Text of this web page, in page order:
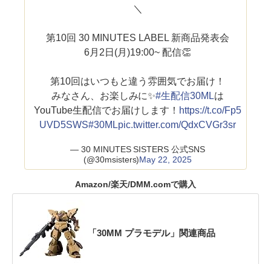
＼
第10回 30 MINUTES LABEL 新商品発表会
6月2日(月)19:00~ 配信👏
第10回はいつもと違う雰囲気でお届け！
みなさん、お楽しみに✨#生配信30MLは
YouTube生配信でお届けします！ https://t.co/Fp5
UVD5SWS#30MLpic.twitter.com/QdxCVGr3sr
— 30 MINUTES SISTERS 公式SNS
(@30msisters)May 22, 2025
Amazon/楽天/DMM.comで購入
「30MM プラモデル」関連商品